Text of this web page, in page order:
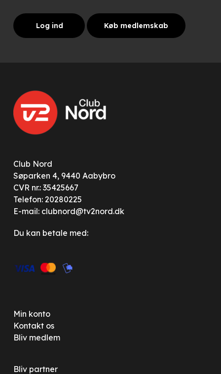
Log ind Køb medlemskab
Club Nord
Søparken 4, 9440 Aabybro
CVR nr.: 35425667
Telefon: 20280225
E-mail: clubnord@tv2nord.dk
Du kan betale med:
Min konto
Kontakt os
Bliv medlem
Bliv partner